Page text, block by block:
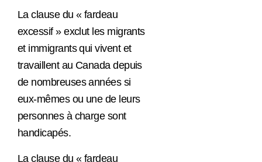
La clause du « fardeau
excessif » exclut les migrants
et immigrants qui vivent et
travaillent au Canada depuis
de nombreuses années si
eux-mêmes ou une de leurs
personnes à charge sont
handicapés.
La clause du « fardeau